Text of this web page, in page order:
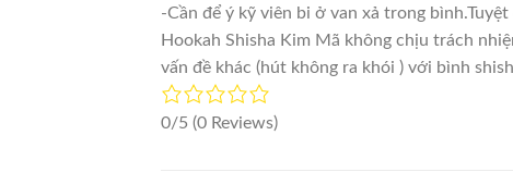
-Cần để ý kỹ viên bi ở van xả trong
Hookah Shisha Kim Mã không chịu trách
vấn đề khác (hút không ra khói ) với bình
0/5 (0 Reviews)